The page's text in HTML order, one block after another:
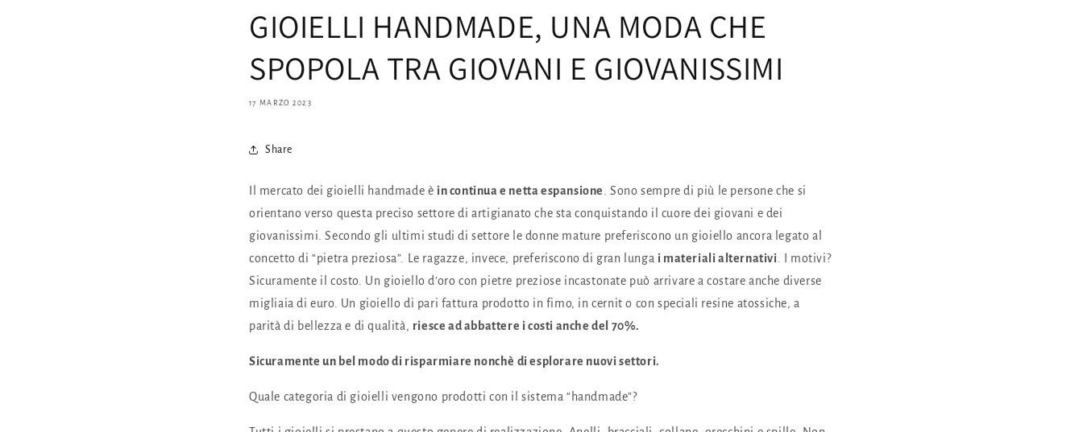
GIOIELLI HANDMADE, UNA MODA CHE
SPOPOLA TRA GIOVANI E GIOVANISSIMI
17 MARZO 2023
Share
Il mercato dei gioielli handmade è in continua e netta espansione
. Sono sempre di più le persone che si
orientano verso questa preciso settore di artigianato che sta conquistando il cuore dei giovani e dei
giovanissimi. Secondo gli ultimi studi di settore le donne mature preferiscono un gioiello ancora legato al
concetto di “pietra preziosa”. Le ragazze, invece, preferiscono di gran lunga i materiali alternativi
. I motivi?
Sicuramente il costo. Un gioiello d’oro con pietre preziose incastonate può arrivare a costare anche diverse
migliaia di euro. Un gioiello di pari fattura prodotto in fimo, in cernit o con speciali resine atossiche, a
parità di bellezza e di qualità, riesce ad abbattere i costi anche del 70%.
Sicuramente un bel modo di risparmiare nonchè di esplorare nuovi settori.
Quale categoria di gioielli vengono prodotti con il sistema “handmade”?